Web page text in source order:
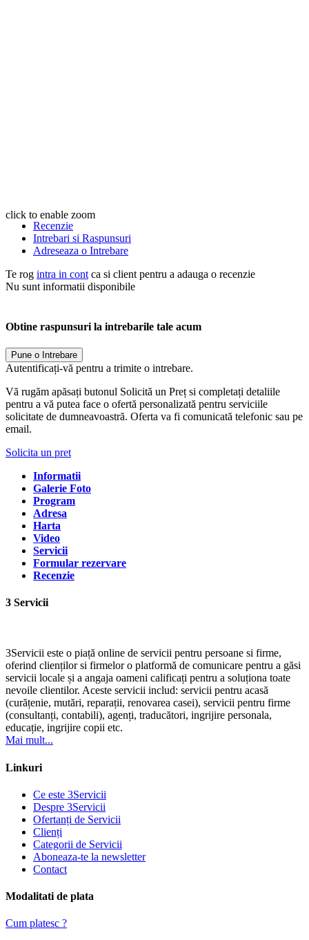
click to enable zoom
Recenzie
Intrebari si Raspunsuri
Adreseaza o Intrebare
Te rog intra in cont ca si client pentru a adauga o recenzie
Nu sunt informatii disponibile
Obtine raspunsuri la intrebarile tale acum
Pune o Intrebare
Autentificați-vă pentru a trimite o intrebare.
Vă rugăm apăsați butonul Solicită un Preț si completați detaliile
pentru a vă putea face o ofertă personalizată pentru serviciile
solicitate de dumneavoastră. Oferta va fi comunicată telefonic sau pe
email.
Solicita un pret
Informatii
Galerie Foto
Program
Adresa
Harta
Video
Servicii
Formular rezervare
Recenzie
3 Servicii
3Servicii este o piață online de servicii pentru persoane si firme,
oferind clienților si firmelor o platformă de comunicare pentru a găsi
servicii locale și a angaja oameni calificați pentru a soluționa toate
nevoile clientilor. Aceste servicii includ: servicii pentru acasă
(curățenie, mutări, reparații, renovarea casei), servicii pentru firme
(consultanți, contabili), agenți, traducători, ingrijire personala,
educație, ingrijire copii etc.
Mai mult...
Linkuri
Ce este 3Servicii
Despre 3Servicii
Ofertanți de Servicii
Clienți
Categorii de Servicii
Aboneaza-te la newsletter
Contact
Modalitati de plata
Cum platesc ?